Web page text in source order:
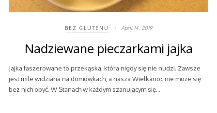
BEZ GLUTENU April 14, 2019
Nadziewane pieczarkami jajka
Jajka faszerowane to przekąska, która nigdy się nie nudzi. Zawsze
jest mile widziana na domówkach, a nasza Wielkanoc nie może się
bez nich obyć. W Stanach w każdym szanującym się…